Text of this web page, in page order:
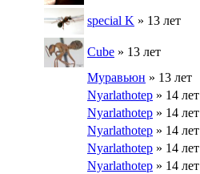
special K » 13 лет
Cube » 13 лет
Муравьюн » 13 лет
Nyarlathotep » 14 лет
Nyarlathotep » 14 лет
Nyarlathotep » 14 лет
Nyarlathotep » 14 лет
Nyarlathotep » 14 лет